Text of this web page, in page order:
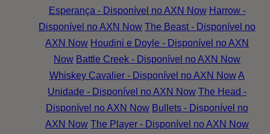
Esperança - Disponível no AXN Now Harrow -
Disponível no AXN Now The Beast - Disponível no
AXN Now Houdini e Doyle - Disponível no AXN
Now Battle Creek - Disponível no AXN Now
Whiskey Cavalier - Disponível no AXN NowA
Unidade - Disponível no AXN Now The Head -
Disponível no AXN Now Bullets - Disponível no
AXN Now The Player - Disponível no AXN Now